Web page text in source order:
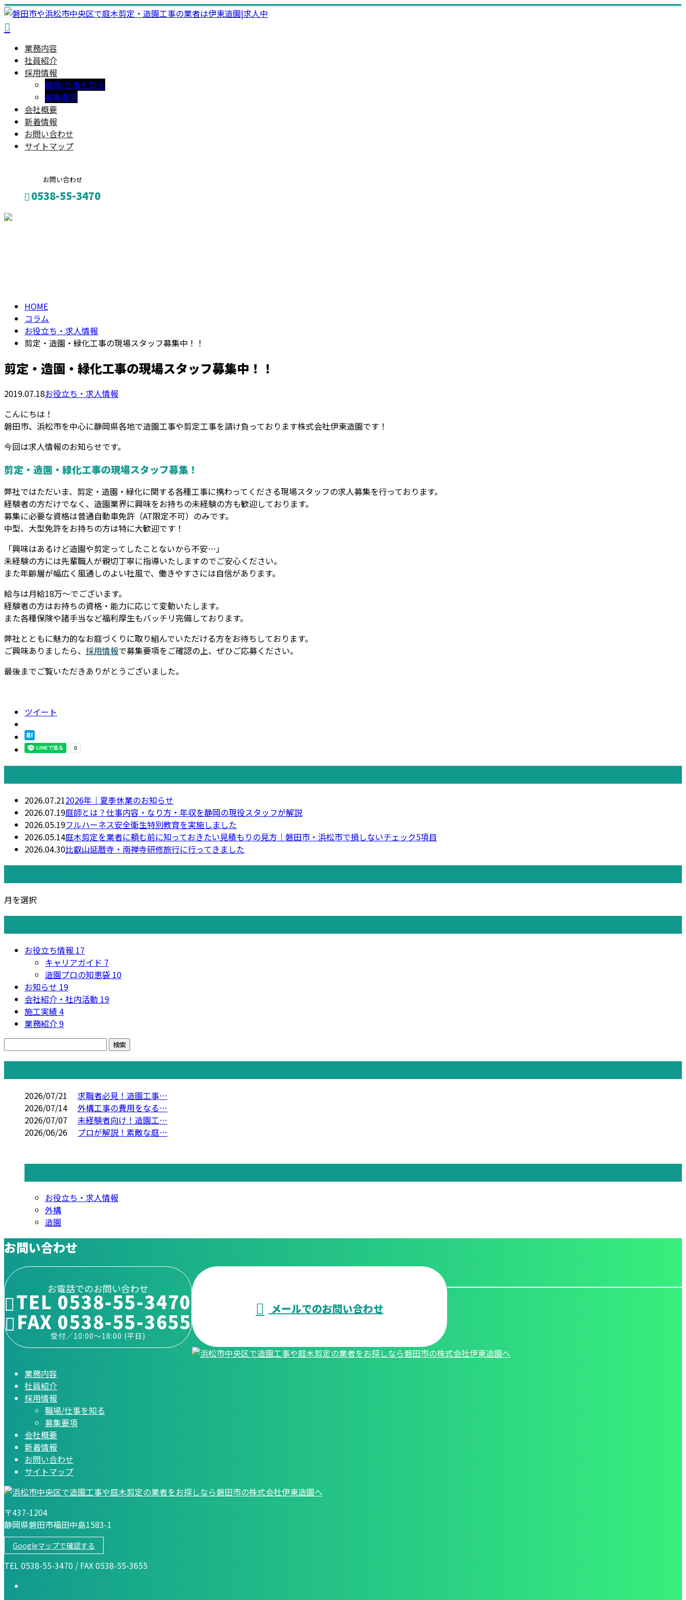
業務内容
社員紹介
採用情報
職場/仕事を知る
募集要項
会社概要
新着情報
お問い合わせ
サイトマップ
お問い合わせ
0538-55-3470
HOME
コラム
お役立ち・求人情報
剪定・造園・緑化工事の現場スタッフ募集中！！
剪定・造園・緑化工事の現場スタッフ募集中！！
2019.07.18お役立ち・求人情報
こんにちは！
磐田市、浜松市を中心に静岡県各地で造園工事や剪定工事を請け負っております株式会社伊東造園です！
今回は求人情報のお知らせです。
剪定・造園・緑化工事の現場スタッフ募集！
弊社ではただいま、剪定・造園・緑化に関する各種工事に携わってくださる現場スタッフの求人募集を行っております。
経験者の方だけでなく、造園業界に興味をお持ちの未経験の方も歓迎しております。
募集に必要な資格は普通自動車免許（AT限定不可）のみです。
中型、大型免許をお持ちの方は特に大歓迎です！
「興味はあるけど造園や剪定ってしたことないから不安…」
未経験の方には先輩職人が親切丁寧に指導いたしますのでご安心ください。
また年齢層が幅広く風通しのよい社風で、働きやすさには自信があります。
給与は月給18万～でございます。
経験者の方はお持ちの資格・能力に応じて変動いたします。
また各種保険や諸手当など福利厚生もバッチリ完備しております。
弊社とともに魅力的なお庭づくりに取り組んでいただける方をお待ちしております。
ご興味ありましたら、 採用情報で募集要項をご確認の上、ぜひご応募ください。
最後までご覧いただきありがとうございました。
ツイート
2026.07.212026年｜夏季休業のお知らせ
2026.07.19庭師とは？仕事内容・なり方・年収を静岡の現役スタッフが解説
2026.05.19フルハーネス安全衛生特別教育を実施しました
2026.05.14庭木剪定を業者に頼む前に知っておきたい見積もりの見方｜磐田市・浜松市で損しないチェック5項目
2026.04.30比叡山延暦寺・南禅寺研修旅行に行ってきました
月を選択
お役立ち情報 17
キャリアガイド 7
造園プロの知恵袋 10
お知らせ 19
会社紹介・社内活動 19
施工実績4
業務紹介9
2026/07/21
求職者必見！造園工事…
2026/07/14
外構工事の費用をなる…
2026/07/07
未経験者向け！造園工…
2026/06/26
プロが解説！素敵な庭…
お役立ち・求人情報
外構
造園
お問い合わせ
お電話でのお問い合わせ
TEL 0538-55-3470
FAX 0538-55-3655
受付／10:00～18:00 (平日)
メールでのお問い合わせ
業務内容
社員紹介
採用情報
職場/仕事を知る
募集要項
会社概要
新着情報
お問い合わせ
サイトマップ
〒437-1204
静岡県磐田市福田中島1583-1
Googleマップで確認する
TEL 0538-55-3470 / FAX 0538-55-3655